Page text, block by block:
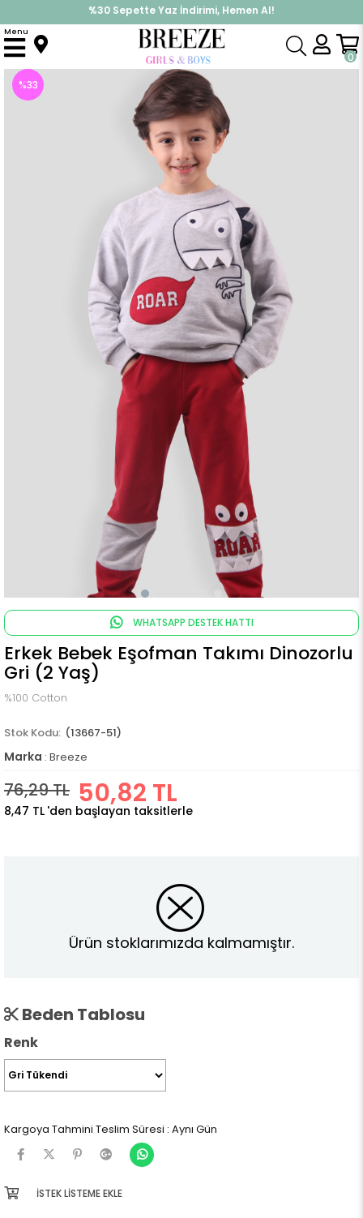
%30 Sepette Yaz İndirimi, Hemen Al!
İndirimlere ek %10 İndirimi Kap, Hemen Üye Ol!
0
Menu
Anasayfa Takımlar Eşofman Takımı
%33
WHATSAPP DESTEK HATTI
Erkek Bebek Eşofman Takımı Dinozorlu
Gri (2 Yaş)
%100 Cotton
(13667-51)
Marka : Breeze
76,29 TL 50,82 TL
8,47 TL 'den başlayan taksitlerle
Ürün stoklarımızda kalmamıştır.
Beden Tablosu
Renk
Kargoya Tahmini Teslim Süresi : Aynı Gün
İSTEK LISTEME EKLE